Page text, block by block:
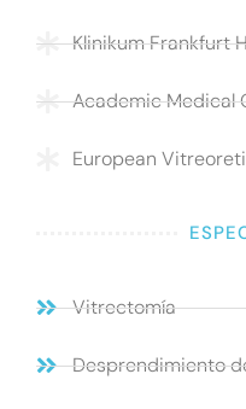
Klinikum Frankfurt
Academic Medical
European
Vitrectomía
Desprendimiento